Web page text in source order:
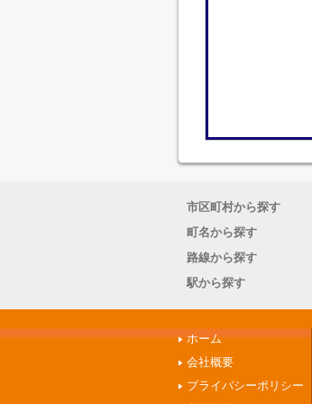
市区町村から探す
町名から探す
路線から探す
駅から探す
ホーム
会社概要
プライバシーポリシー